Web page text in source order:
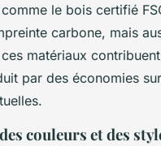
comme le bois certifié
carbone, mais
matériaux
par des économies
couleurs et des